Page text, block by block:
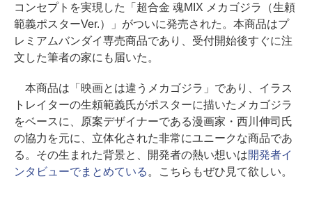
コンセプトを実現した「超合金 魂MIX メカゴジラ（生頼
範義ポスターVer.）」がついに発売された。本商品はプ
レミアムバンダイ専売商品であり、受付開始後すぐに注
文した筆者の家にも届いた。
本商品は「映画とは違うメカゴジラ」であり、イラス
トレイターの生頼範義氏がポスターに描いたメカゴジラ
をベースに、原案デザイナーである漫画家・西川伸司氏
の協力を元に、立体化された非常にユニークな商品であ
る。その生まれた背景と、開発者の熱い想いは開発者イ
ンタビューでまとめている 。こちらもぜひ見て欲しい。